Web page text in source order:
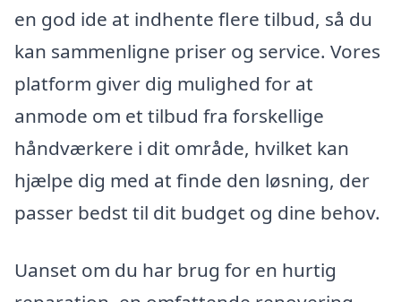
en god ide at indhente flere tilbud, så du
kan sammenligne priser og service. Vores
platform giver dig mulighed for at
anmode om et tilbud fra forskellige
håndværkere i dit område, hvilket kan
hjælpe dig med at finde den løsning, der
passer bedst til dit budget og dine behov.
Uanset om du har brug for en hurtig